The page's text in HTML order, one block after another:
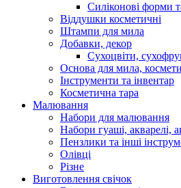
Силіконові форми
Віддушки косметичні
Штампи для мила
Добавки, декор
Сухоцвіти,
Основа для мила,
Інструменти та інвентар
Косметична тара
Малювання
Набори для малювання
Набори гуаші, акварелі,
Пензлики та інші
Олівці
Різне
Виготовлення свічок